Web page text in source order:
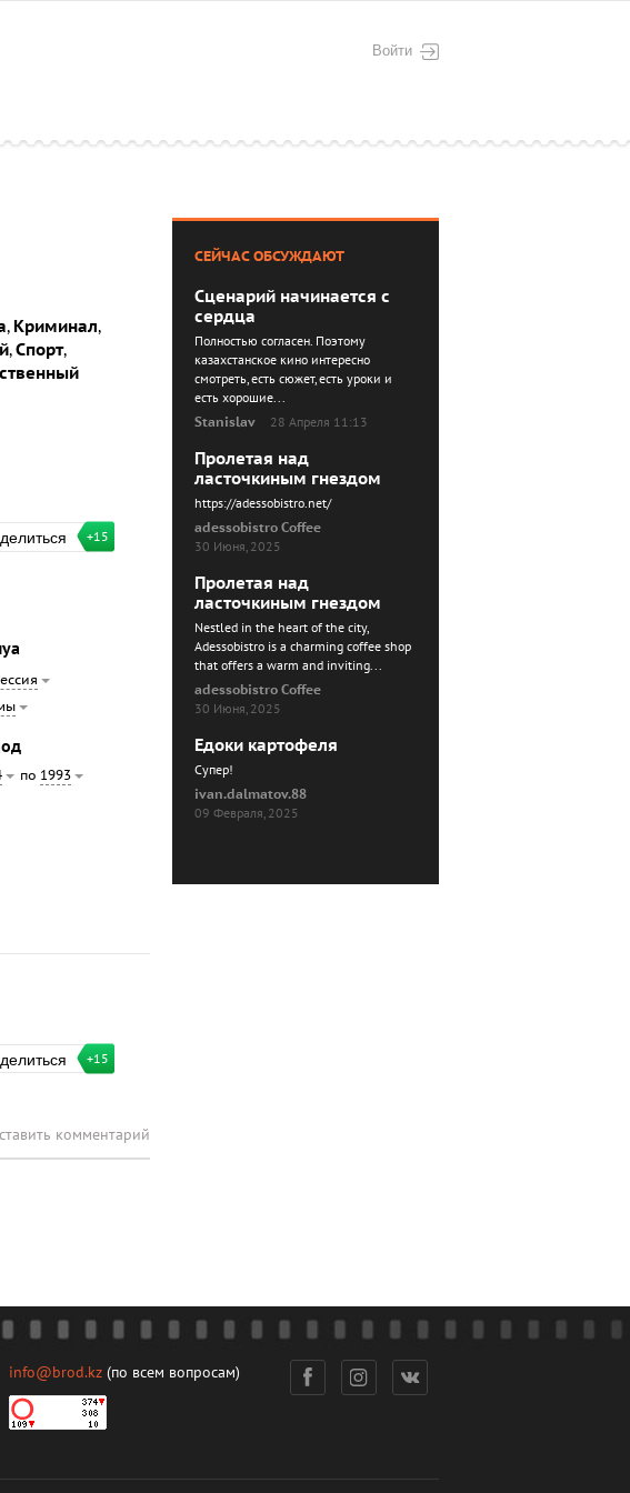
Войти
, Криминал,
,Спорт,
+15
по 1993
+15
комментарий
СЕЙЧАС ОБСУЖДАЮТ
Сценарий начинается с
сердца
Полностью согласен. Поэтому
казахстанское кино интересно
смотреть, есть сюжет, есть уроки и
есть хорошие...
Stanislav
28 Апреля 11:13
Пролетая над
ласточкиным гнездом
https://adessobistro.net/
adessobistro Coffee
30 Июня, 2025
Пролетая над
ласточкиным гнездом
Nestled in the heart of the city,
Adessobistro is a charming coffee shop
that offers a warm and inviting...
adessobistro Coffee
30 Июня, 2025
Едоки картофеля
Cупер!
ivan.dalmatov.88
09 Февраля, 2025
info@brod.kz (по всем вопросам)